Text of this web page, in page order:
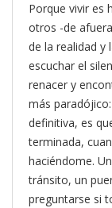
Porque vivir es
otros -de
de la realidad y
escuchar el
renacer y
más
definitiva, es
terminada,
haciéndome.
tránsito, un
preguntarse si